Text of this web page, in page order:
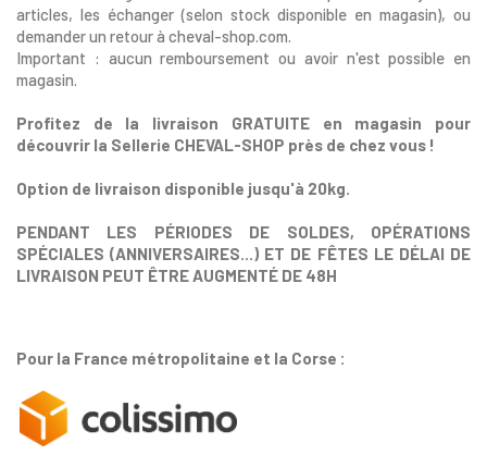
articles, les échanger (selon stock disponible en magasin), ou
demander un retour à cheval-shop.com.
Important : aucun remboursement ou avoir n'est possible en
magasin.
Profitez de la livraison GRATUITE en magasin pour
découvrir la Sellerie CHEVAL-SHOP près de chez vous !
Option de livraison disponible jusqu'à 20kg.
PENDANT LES PÉRIODES DE SOLDES, OPÉRATIONS
SPÉCIALES (ANNIVERSAIRES...) ET DE FÊTES LE DÉLAI DE
LIVRAISON PEUT ÊTRE AUGMENTÉ DE 48H
Pour la France métropolitaine et la Corse :